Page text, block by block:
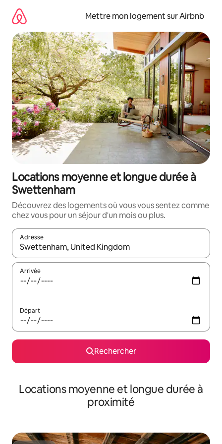
directement
contenu
Mettre mon logement sur Airbnb
Locations moyenne et longue durée à
Swettenham
Découvrez des logements où vous vous sentez comme
chez vous pour un séjour d'un mois ou plus.
Adresse
Lorsque les résultats s'affichent, utilisez les flèches vers le
Arrivée
Départ
Rechercher
Locations moyenne et longue durée à
proximité